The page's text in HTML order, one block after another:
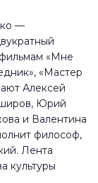
—
фильмам «Мне
«Мастер
Алексей
Юрий
и Валентина
философ,
Лента
культуры